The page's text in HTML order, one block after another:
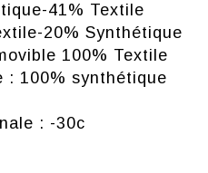
41% Textile
20% Synthétique
100% Textile
: 100% synthétique
: -30c